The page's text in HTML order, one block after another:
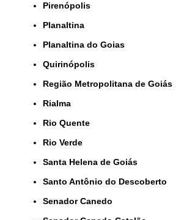
Pirenópolis
Planaltina
Planaltina do Goias
Quirinópolis
Região Metropolitana de Goiás
Rialma
Rio Quente
Rio Verde
Santa Helena de Goiás
Santo Antônio do Descoberto
Senador Canedo